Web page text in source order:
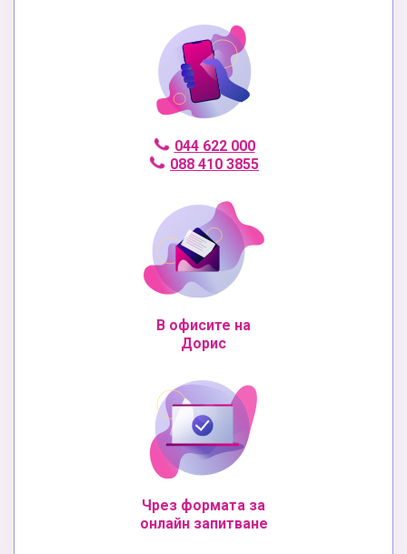
044 622 000
088 410 3855
В офисите на
Дорис
Чрез формата за
онлайн запитване